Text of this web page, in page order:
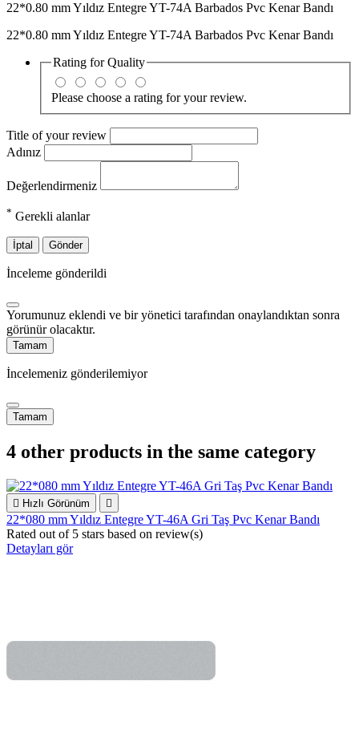
22*0.80 mm Yıldız Entegre YT-74A Barbados Pvc Kenar Bandı
22*0.80 mm Yıldız Entegre YT-74A Barbados Pvc Kenar Bandı
Rating forQuality
Please choose a rating for your review.
Title of your review
Adınız
Değerlendirmeniz
* Gerekli alanlar
İptal Gönder
İnceleme gönderildi
Yorumunuz eklendi ve bir yönetici tarafından onaylandıktan sonra
görünür olacaktır.
Tamam
İncelemeniz gönderilemiyor
Tamam
4 other products in the same category
 Hızlı Görünüm 
22*080 mm Yıldız Entegre YT-46A Gri Taş Pvc Kenar Bandı
Rated out of 5 stars based on review(s)
Detayları gör